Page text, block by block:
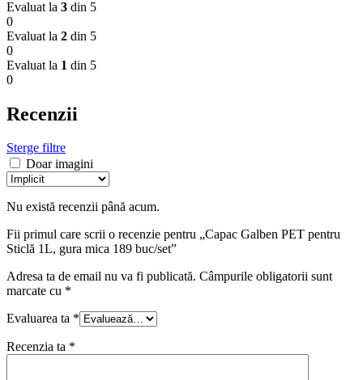
Evaluat la 3 din 5
0
Evaluat la 2 din 5
0
Evaluat la 1 din 5
0
Recenzii
Sterge filtre
Doar imagini
Nu există recenzii până acum.
Fii primul care scrii o recenzie pentru „Capac Galben PET pentru
Sticlă 1L, gura mica 189 buc/set”
Adresa ta de email nu va fi publicată. Câmpurile obligatorii sunt
marcate cu *
Evaluarea ta *
Recenzia ta *